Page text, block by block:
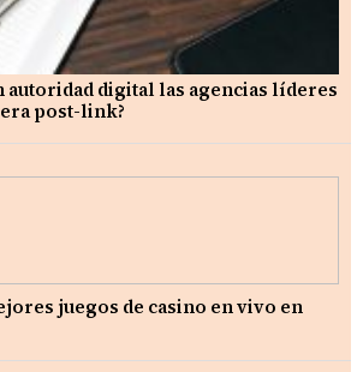
autoridad digital las agencias líderes
post-link?
juegos de casino en vivo en